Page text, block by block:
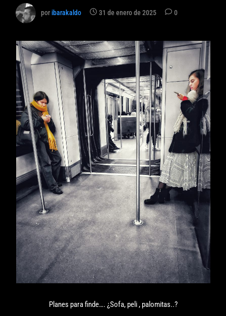
poribarakaldo 31 de enero de 2025 0
Planes para finde…. ¿Sofa, peli , palomitas..?